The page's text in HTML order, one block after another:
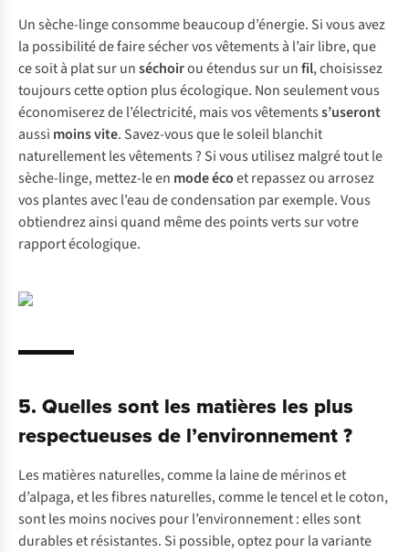
Un sèche-linge consomme beaucoup d’énergie. Si vous avez
la possibilité de faire sécher vos vêtements à l’air libre, que
ce soit à plat sur unséchoirou étendus sur unfil, choisissez
toujours cette option plus écologique. Non seulement vous
économiserez de l’électricité, mais vos vêtementss’useront
aussi moins vite. Savez-vous que le soleil blanchit
naturellement les vêtements ? Si vous utilisez malgré tout le
sèche-linge, mettez-le en mode écoet repassez ou arrosez
vos plantes avec l’eau de condensation par exemple. Vous
obtiendrez ainsi quand même des points verts sur votre
rapport écologique.
5. Quelles sont les matières les plus
respectueuses de l’environnement ?
Les matières naturelles, comme la laine de mérinos et
d’alpaga, et les fibres naturelles, comme le tencel et le coton,
sont les moins nocives pour l’environnement : elles sont
durables et résistantes. Si possible, optez pour la variante